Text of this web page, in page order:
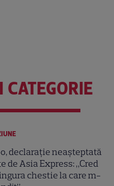
declarație neașteptată
de Asia Express: „Cred
chestie la care m-